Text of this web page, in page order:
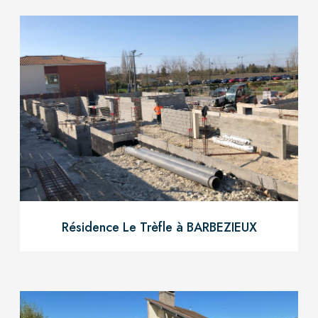
Résidence Le Trèfle à BARBEZIEUX